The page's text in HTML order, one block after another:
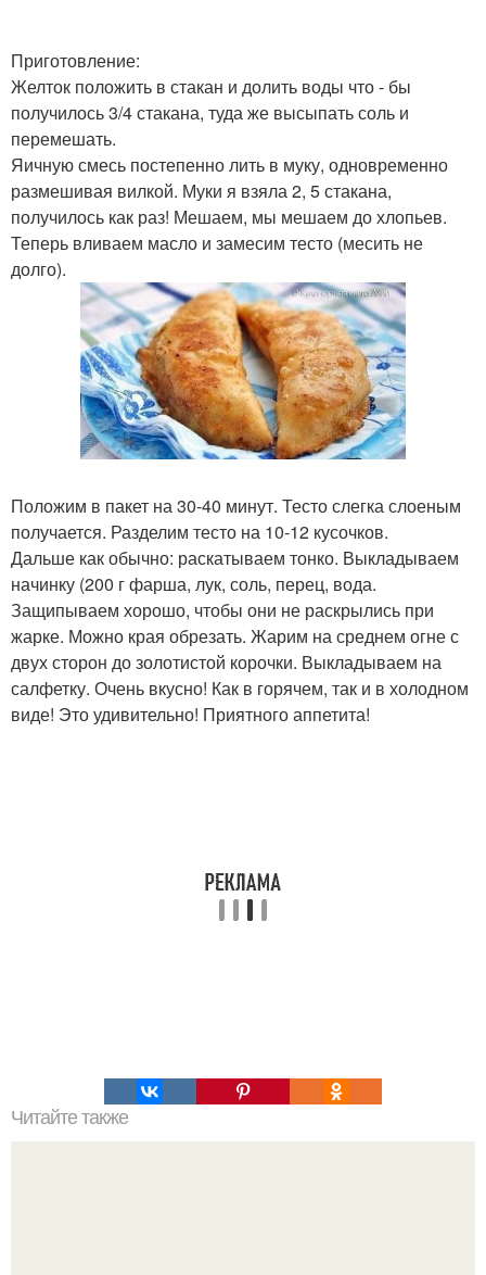
Приготовление:
Желток положить в стакан и долить воды что - бы
получилось 3/4 стакана, туда же высыпать соль и
перемешать.
Яичную смесь постепенно лить в муку, одновременно
размешивая вилкой. Муки я взяла 2, 5 стакана,
получилось как раз! Мешаем, мы мешаем до хлопьев.
Теперь вливаем масло и замесим тесто (месить не
долго).
Положим в пакет на 30-40 минут. Тесто слегка слоеным
получается. Разделим тесто на 10-12 кусочков.
Дальше как обычно: раскатываем тонко. Выкладываем
начинку (200 г фарша, лук, соль, перец, вода.
Защипываем хорошо, чтобы они не раскрылись при
жарке. Можно края обрезать. Жарим на среднем огне с
двух сторон до золотистой корочки. Выкладываем на
салфетку. Очень вкусно! Как в горячем, так и в холодном
виде! Это удивительно! Приятного аппетита!
Читайте также